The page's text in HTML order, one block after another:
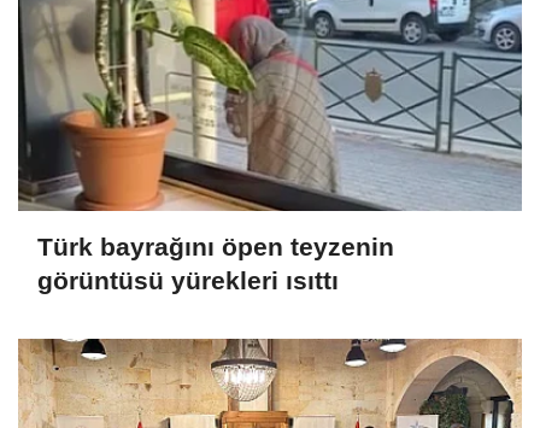
Türk bayrağını öpen teyzenin
görüntüsü yürekleri ısıttı